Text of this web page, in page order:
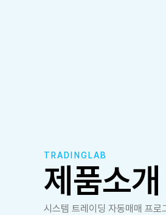
TRADINGLAB
제품소개
시스템 트레이딩 자동매매 프로